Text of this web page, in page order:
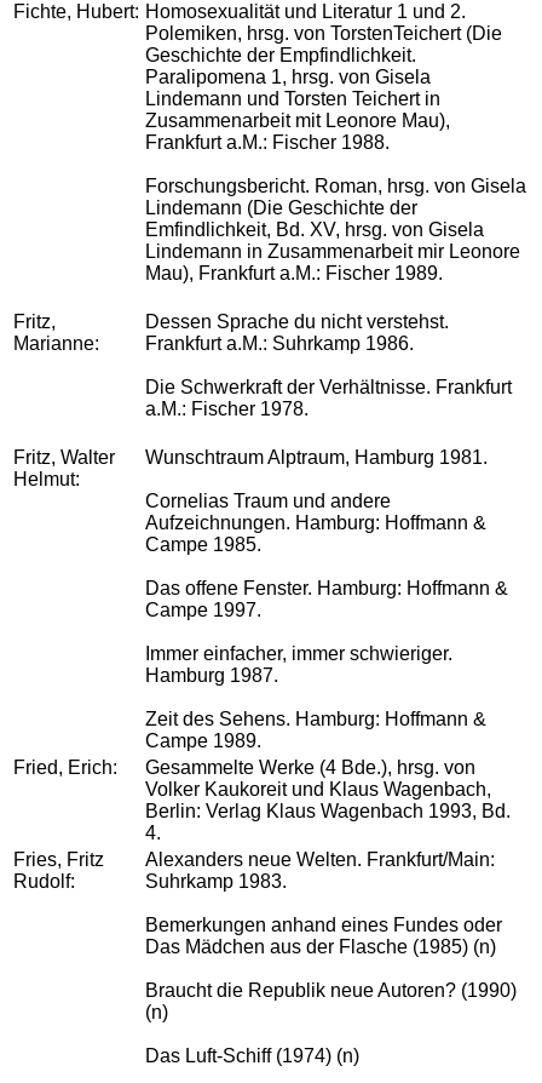
Fichte, Hubert: Homosexualität und Literatur 1 und 2.
Polemiken, hrsg. von TorstenTeichert (Die
Geschichte der Empfindlichkeit.
Paralipomena 1, hrsg. von Gisela
Lindemann und Torsten Teichert in
Zusammenarbeit mit Leonore Mau),
Frankfurt a.M.: Fischer 1988.
Forschungsbericht. Roman, hrsg. von Gisela
Lindemann (Die Geschichte der
Emfindlichkeit, Bd. XV, hrsg. von Gisela
Lindemann in Zusammenarbeit mir Leonore
Mau), Frankfurt a.M.: Fischer 1989.
Fritz,
Marianne:
Dessen Sprache du nicht verstehst.
Frankfurt a.M.: Suhrkamp 1986.
Die Schwerkraft der Verhältnisse. Frankfurt
a.M.: Fischer 1978.
Fritz, Walter
Helmut:
Wunschtraum Alptraum, Hamburg 1981.
Cornelias Traum und andere
Aufzeichnungen. Hamburg: Hoffmann &
Campe 1985.
Das offene Fenster. Hamburg: Hoffmann &
Campe 1997.
Immer einfacher, immer schwieriger.
Hamburg 1987.
Zeit des Sehens. Hamburg: Hoffmann &
Campe 1989.
Fried, Erich:
Gesammelte Werke (4 Bde.), hrsg. von
Volker Kaukoreit und Klaus Wagenbach,
Berlin: Verlag Klaus Wagenbach 1993, Bd.
4.
Fries, Fritz
Rudolf:
Alexanders neue Welten. Frankfurt/Main:
Suhrkamp 1983.
Bemerkungen anhand eines Fundes oder
Das Mädchen aus der Flasche (1985) (n)
Braucht die Republik neue Autoren? (1990)
(n)
Das Luft-Schiff (1974) (n)